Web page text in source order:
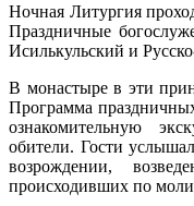
Ночная Литургия
Праздничные
Исилькульский и
В монастыре в эти
Программа
ознакомительную
обители. Гости
возрождении,
происходивших по